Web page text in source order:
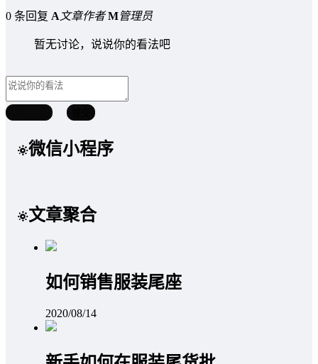
0 条回复 A文章作者 M管理员
暂无讨论，说说你的看法吧
微信小程序
文章聚合
如何销售服装尾座
2020/08/14